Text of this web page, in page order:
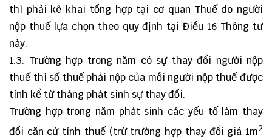
thì phải kê khai tổng hợp tại cơ quan Thuế do người
nộp thuế lựa chọn theo quy định tại Điều 16 Thông tư
này.
1.3. Trường hợp trong năm có sự thay đổi người nộp
thuế thì số thuế phải nộp của mỗi người nộp thuế được
tính kể từ tháng phát sinh sự thay đổi.
Trường hợp trong năm phát sinh các yếu tố làm thay
đổi căn cứ tính thuế (trừ trường hợp thay đổi giá 1m2